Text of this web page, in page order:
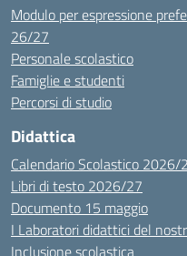
Modulo per espressione
26/27
Personale scolastico
Famiglie e studenti
Percorsi di studio
Didattica
Calendario Scolastico 2026/
Libri di testo 2026/27
Documento 15 maggio
I Laboratori didattici del
Inclusione scolastica